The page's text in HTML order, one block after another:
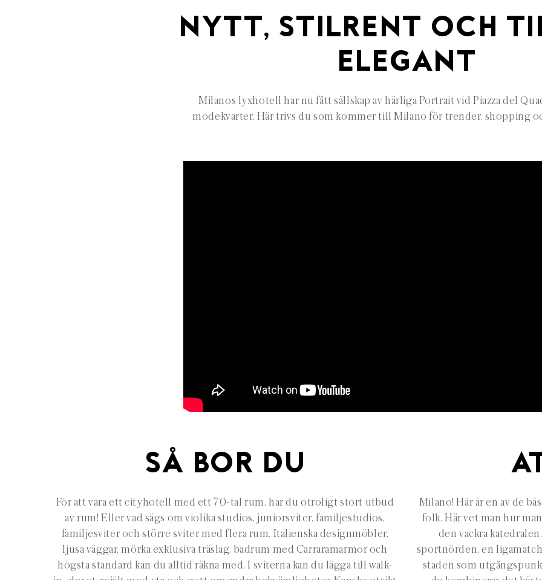
NYTT, STILRENT OCH
ELEGANT
Milanos lyxhotell har nu fått sällskap av härliga Portrait vid Piazza del
modekvarter. Här trivs du som kommer till Milano för trender, shopping
SÅ BOR DU
För att vara ett cityhotell med ett 70-tal rum, har du otroligt stort utbud
av rum! Eller vad sägs om violika studios, juniorsviter, familjestudios,
familjesviter och större sviter med flera rum. Italienska designmöbler,
ljusa väggar, mörka exklusiva träslag, badrum med Carraramarmor och
högsta standard kan du alltid räkna med. I sviterna kan du lägga till walk-
Milano! Här är en av de
folk. Här vet man hur
den vackra
sportnörden, en ligamatch
staden som